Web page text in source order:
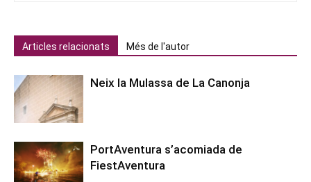
Articles relacionats Més de l'autor
Neix la Mulassa de La Canonja
PortAventura s’acomiada de
FiestAventura